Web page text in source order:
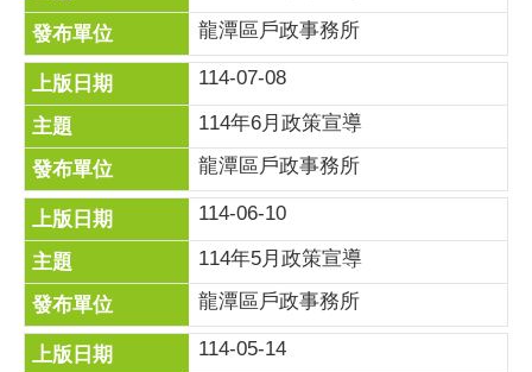
龍潭區戶政事務所
114-07-08
114年6月政策宣導
龍潭區戶政事務所
114-06-10
114年5月政策宣導
龍潭區戶政事務所
114-05-14